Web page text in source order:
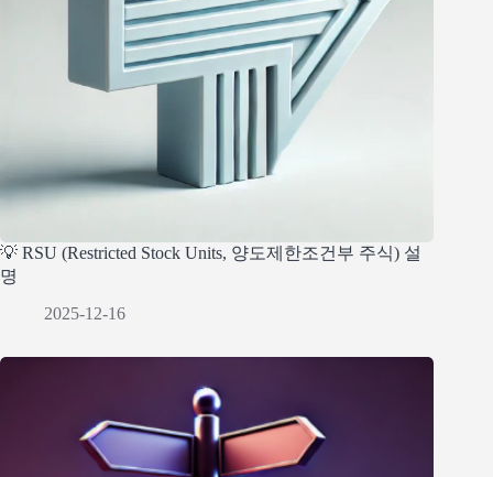
💡 RSU (Restricted Stock Units, 양도제한조건부 주식) 설
명
2025-12-16